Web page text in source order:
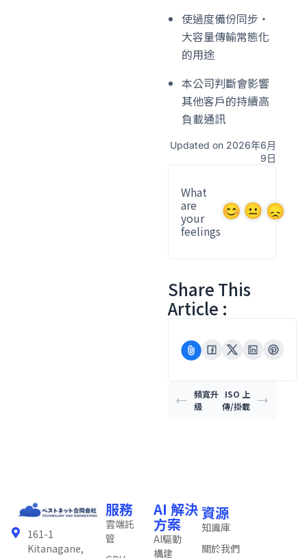
使過度備份同步・
大容量傳輸常態化
的用途
本公司判斷會影響
其他客戶的持續高
負載通訊
Updated on 2026年6月
9日
What
are
your
feelings
Share This
Article :
頻寬升
級
ISO 上
傳/掛載
161-1
Kitanagane,
服務
雲端託
管
AI 解決
方案
AI驅動
構建
資源
知識庫
關於我們